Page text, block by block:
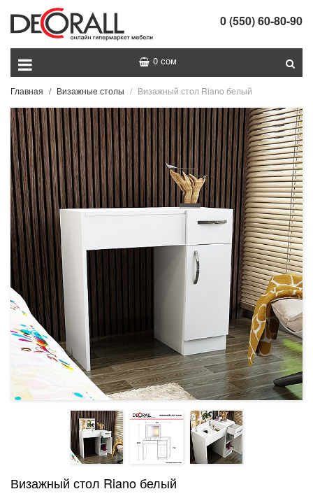
0 (550) 60-80-90
0 сом
Главная Визажные столы Визажный стол Riano белый
Визажный стол Riano белый